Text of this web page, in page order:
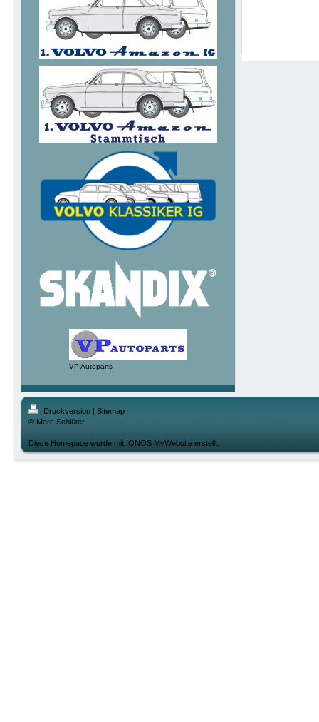
VP Autoparts
Druckversion | Sitemap
© Marc Schlüter
Diese Homepage wurde mit IONOS MyWebsite erstellt.